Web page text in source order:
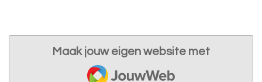
Maak jouw eigen website met
JouwWeb